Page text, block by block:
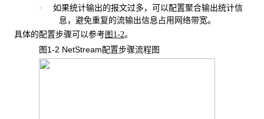
· 如果统计输出的报文过多，可以配置聚合输出统计信
息，避免重复的流输出信息占用网络带宽。
具体的配置步骤可以参考图 1-2。
图1-2 NetStream配置步骤流程图